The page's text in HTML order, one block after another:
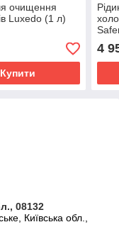
очищення
Luxedo (1 л)
Купити
4
08132
Київська обл.,